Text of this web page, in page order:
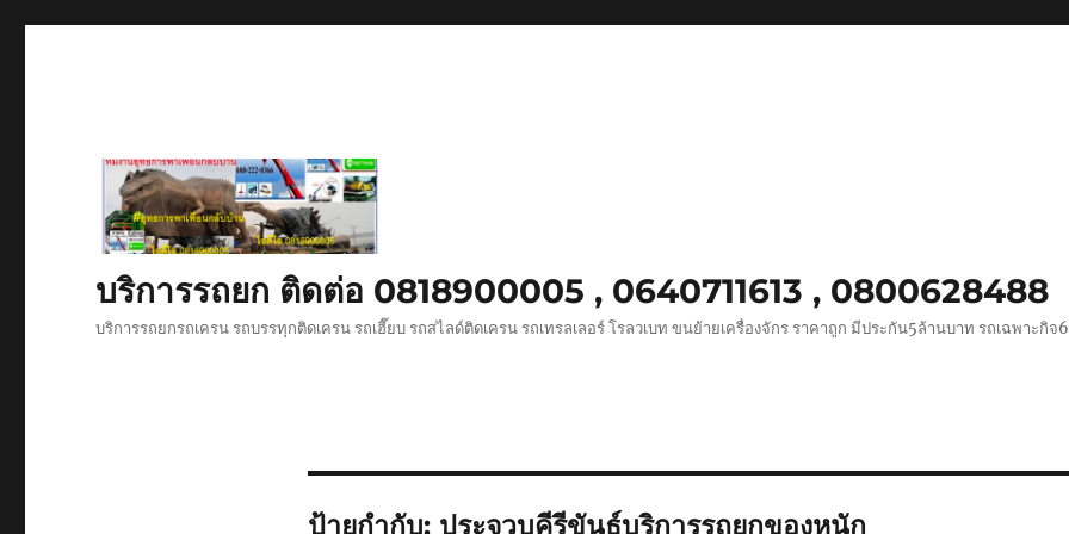
บริการรถยก ติดต่อ 0818900005 , 0640711613 , 0800628488
บริการรถยกรถเครน รถบรรทุกติดเครน รถเฮี๊ยบ รถสไลด์ติดเครน รถเทรลเลอร์ โรลวเบท ขนย้ายเครื่องจักร ราคาถูก มีประกัน5ล้านบาท รถเฉพาะกิจ
ป้ายกำกับ: ประจวบคีรีขันธ์บริการรถยกของหนัก